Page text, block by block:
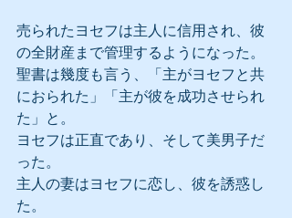
売られたヨセフは主人に信用され、彼
の全財産まで管理するようになった。
聖書は幾度も言う、「主がヨセフと共
におられた」「主が彼を成功させられ
た」と。
ヨセフは正直であり、そして美男子だ
った。
主人の妻はヨセフに恋し、彼を誘惑し
た。